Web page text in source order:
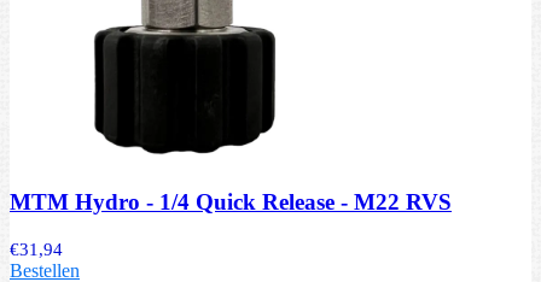
MTM Hydro - 1/4 Quick Release - M22 RVS
€31,94
Bestellen